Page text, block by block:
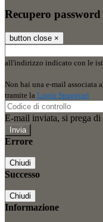
Recupero password
button close ×
all'indirizzo indicato con le
Non hai una e-mail associata
tramite la Login Spaggiari
E-mail inviata, si prega di
Errore
Chiudi
Successo
Chiudi
Informazione